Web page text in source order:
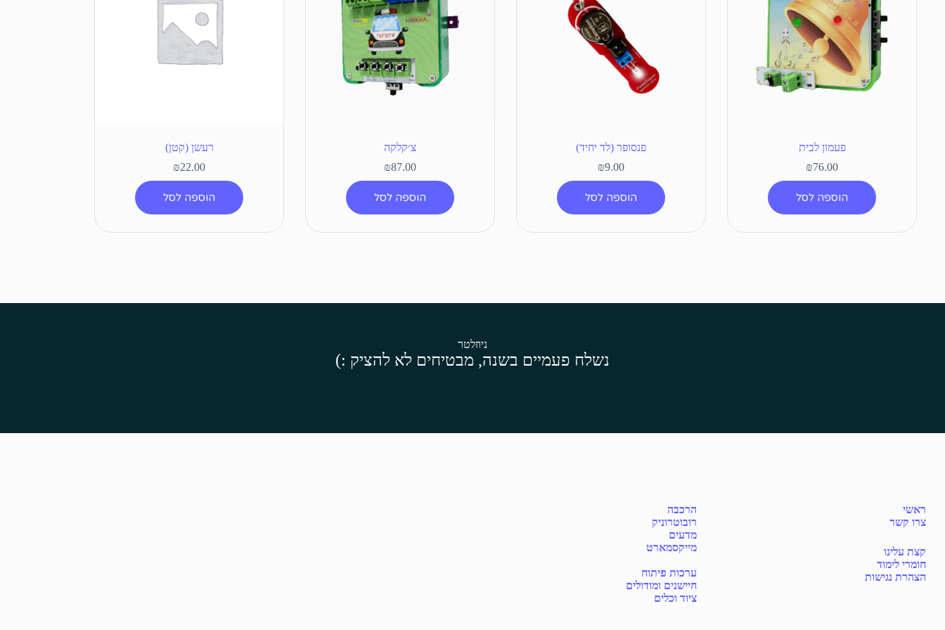
פעמון לבית
₪76.00
הוספה לסל
פנסופר (לד יחיד)
₪9.00
הוספה לסל
צ׳קלקה
₪87.00
הוספה לסל
רעשן (קטן)
₪22.00
הוספה לסל
ניוזלטר
נשלח פעמיים בשנה, מבטיחים לא להציק :)
ראשי
צרו קשר
קצת עלינו
חומרי לימוד
הצהרת נגישות
הרכבה
רובוטרוניק
מדעים
מייקסמארט
ערכות פיתוח
חיישנים ומודולים
ציוד וכלים